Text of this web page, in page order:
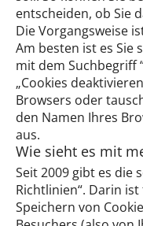
entscheiden, ob Sie
Die Vorgangsweise
Am besten ist es Sie
mit dem Suchbegriff
„Cookies
Browsers oder
den Namen Ihres
aus.
Wie sieht es mit
Seit 2009 gibt es die
Richtlinien“. Darin
Speichern von